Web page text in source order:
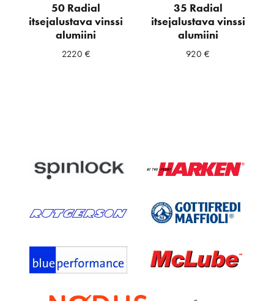
50 Radial
itsejalustava vinssi
alumiini
2220 €
35 Radial
itsejalustava vinssi
alumiini
920€